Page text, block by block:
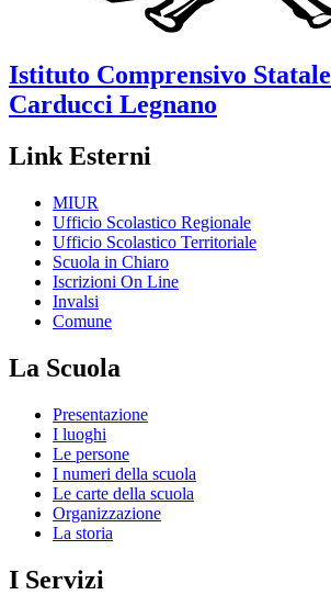
Istituto Comprensivo Statale
Carducci Legnano
Link Esterni
MIUR
Ufficio Scolastico Regionale
Ufficio Scolastico Territoriale
Scuola in Chiaro
Iscrizioni On Line
Invalsi
Comune
La Scuola
Presentazione
I luoghi
Le persone
I numeri della scuola
Le carte della scuola
Organizzazione
La storia
I Servizi